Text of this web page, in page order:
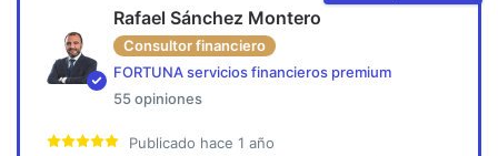
Rafael Sánchez Montero
Consultor financiero
FORTUNA servicios financieros premium
55 opiniones
Publicado hace 1 año